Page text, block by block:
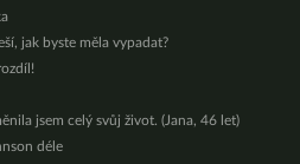
jak byste měla vypadat?
jsem celý svůj život. (Jana, 46 let)
déle